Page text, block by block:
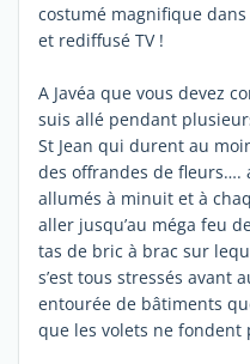
costumé magnifique
et rediffusé TV !
A Javéa que vous devez
suis allé pendant
St Jean qui durent au
des offrandes de fleurs….
allumés à minuit et à
aller jusqu’au méga feu
tas de bric à brac sur
s’est tous stressés avant
entourée de bâtiments
que les volets ne fondent